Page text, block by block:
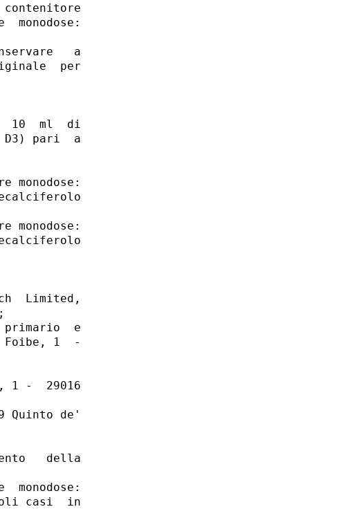
contenitore
a
per
10  ml  di
D3) pari  a
monodose:
monodose:
Limited,
primario  e
Foibe, 1  -
1 -  29016
Quinto de'
della
monodose:
casi  in